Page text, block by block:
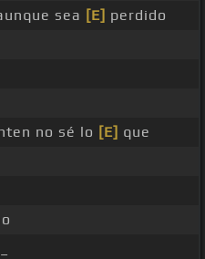
sea [E] perdido
no sé lo [E] que